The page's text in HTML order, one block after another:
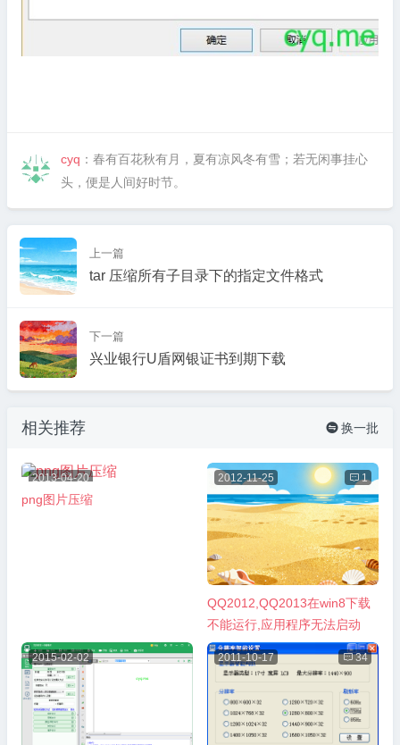
cyq ：春有百花秋有月，夏有凉风冬有雪；若无闲事挂心
头，便是人间好时节。
上一篇
tar 压缩所有子目录下的指定文件格式
下一篇
兴业银行U盾网银证书到期下载
相关推荐  换一批
2013-04-20
png图片压缩
2012-11-25  1
QQ2012,QQ2013在win8下载
不能运行,应用程序无法启动
2015-02-02 2011-10-17  34